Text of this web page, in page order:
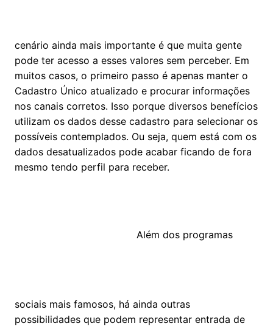
cenário ainda mais importante é que muita gente
pode ter acesso a esses valores sem perceber. Em
muitos casos, o primeiro passo é apenas manter o
Cadastro Único atualizado e procurar informações
nos canais corretos. Isso porque diversos benefícios
utilizam os dados desse cadastro para selecionar os
possíveis contemplados. Ou seja, quem está com os
dados desatualizados pode acabar ficando de fora
mesmo tendo perfil para receber.
Além dos programas
sociais mais famosos, há ainda outras
possibilidades que podem representar entrada de